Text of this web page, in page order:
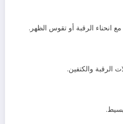
انحناء الرقبة أو تقوس الظهر.
والكتفين.